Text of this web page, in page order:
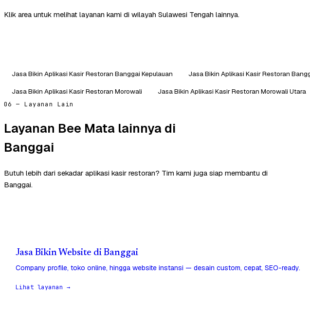
Klik area untuk melihat layanan kami di wilayah Sulawesi Tengah lainnya.
Jasa Bikin Aplikasi Kasir Restoran Banggai Kepulauan Jasa Bikin Aplikasi Kasir Restoran
Jasa Bikin Aplikasi Kasir Restoran Morowali
Jasa Bikin Aplikasi Kasir Restoran Morowali Utara
06 — Layanan Lain
Layanan Bee Mata lainnya di
Banggai
Butuh lebih dari sekadar aplikasi kasir restoran? Tim kami juga siap membantu di
Banggai.
Jasa Bikin Website di Banggai
Company profile, toko online, hingga website instansi — desain custom, cepat, SEO-ready.
Lihat layanan →